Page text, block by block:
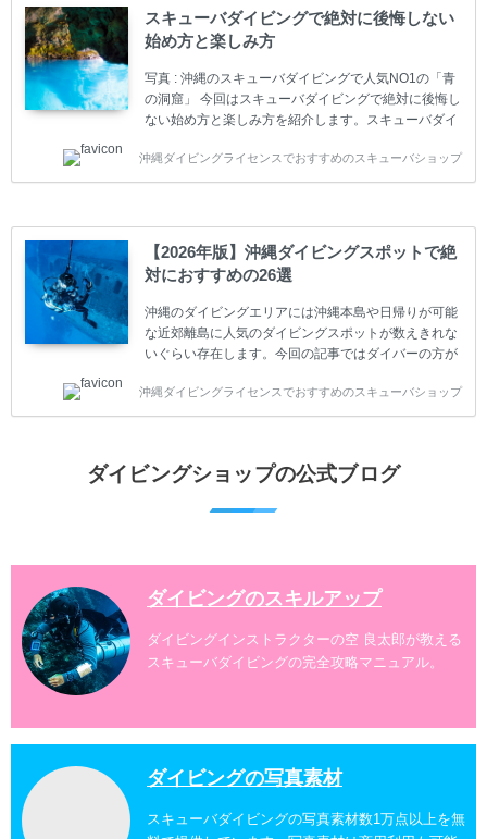
動をしています。 ダイビングライセンスの種類はエン
トリーレベルのライセンスからプロレベルのライセン
スまでランク分けされています。各教育機関(指導団
体)によってライセンスカードの名称、トレーニング内
容に違いがありま...
スキューバダイビングで絶対に後悔しない
始め方と楽しみ方
写真 : 沖縄のスキューバダイビングで人気NO1の「青
の洞窟」 今回はスキューバダイビングで絶対に後悔し
ない始め方と楽しみ方を紹介します。スキューバダイ
やまだ始めて間もない初心者の方に必見の内容です。
スキューバダイビングの始め方と楽しみ方について学
ダイビングが台無しになり後悔することになってしま
うかもしれません。 又、スキューバダイビングは事故
のリスクがあるスポーツでもあります。もしかしたら
危険な思いをしてしまうかもしれません。 今回は現地
ダイビング...
沖縄ダイビングライセンスでおすすめのスキューバショップ
【2026年版】沖縄ダイビングスポットで絶
対におすすめの26選
沖縄のダイビングエリアには沖縄本島や日帰りが可能
な近郊離島に人気のダイビングスポットが数えきれな
いぐらい存在します。今回の記事ではダイバーの方が
グスポットを紹介します。 当スクールは、沖縄本島で
は北谷町、嘉手納町、読谷村、恩納村、名護市、本部
案内しております。 ダイビングライセンスをお持ちの
沖縄ダイビングライセンスでおすすめのスキューバショップ
ダイビングショップの公式ブログ
ダイビングのスキルアップ
ダイビングインストラクターの空 良太郎が教える
スキューバダイビングの完全攻略マニュアル。
ダイビングの写真素材
スキューバダイビングの写真素材数1万点以上を無